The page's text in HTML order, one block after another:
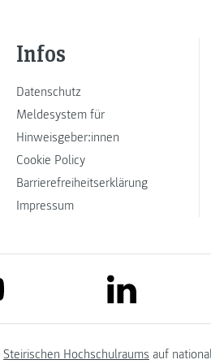
Infos
Datenschutz
Meldesystem für
Hinweisgeber:innen
Cookie Policy
Barrierefreiheitserklärung
Impressum
link to youtube link to linkedin
Steirischen Hochschulraums auf